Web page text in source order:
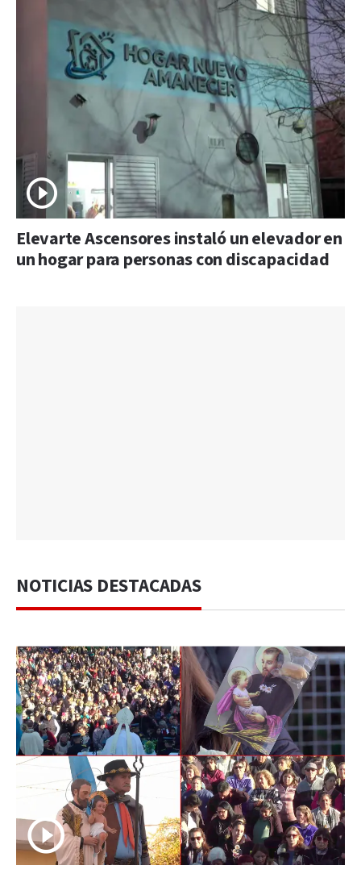
Elevarte Ascensores instaló un elevador en
un hogar para personas con discapacidad
NOTICIAS DESTACADAS